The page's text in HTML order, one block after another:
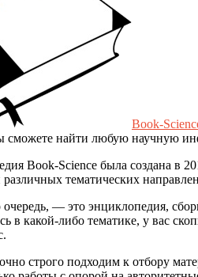
Book-
сможете найти любую научную
Book-Science была создана в
тематических
— это энциклопедия,
в какой-либо тематике, у вас
строго подходим к отбору